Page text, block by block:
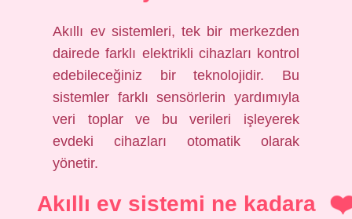
Akıllı ev sistemleri, tek bir merkezden
dairede farklı elektrikli cihazları kontrol
edebileceğiniz bir teknolojidir. Bu
sistemler farklı sensörlerin yardımıyla
veri toplar ve bu verileri işleyerek
evdeki cihazları otomatik olarak
yönetir.
Akıllı ev sistemi ne kadara